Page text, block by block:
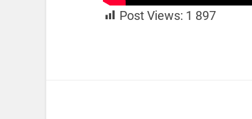
Post Views: 1 897